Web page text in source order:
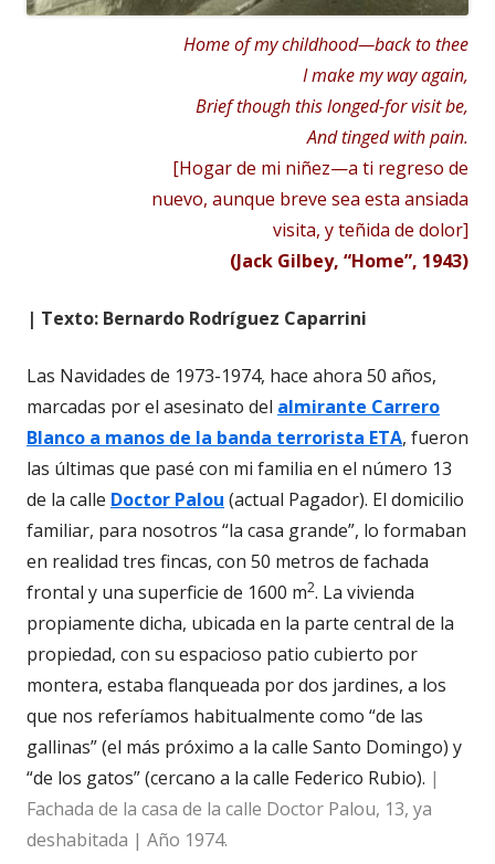
Home of my childhood—back to thee
I make my way again,
Brief though this longed-for visit be,
And tinged with pain.
[Hogar de mi niñez—a ti regreso de
nuevo, aunque breve sea esta ansiada
visita, y teñida de dolor]
(Jack Gilbey, “Home”, 1943)
| Texto: Bernardo Rodríguez Caparrini
Las Navidades de 1973-1974, hace ahora 50 años,
marcadas por el asesinato del almirante Carrero
Blanco a manos de la banda terrorista ETA, fueron
las últimas que pasé con mi familia en el número 13
de la calle Doctor Palou (actual Pagador). El domicilio
familiar, para nosotros “la casa grande”, lo formaban
en realidad tres fincas, con 50 metros de fachada
frontal y una superficie de 1600 m2. La vivienda
propiamente dicha, ubicada en la parte central de la
propiedad, con su espacioso patio cubierto por
montera, estaba flanqueada por dos jardines, a los
que nos referíamos habitualmente como “de las
gallinas” (el más próximo a la calle Santo Domingo) y
“de los gatos” (cercano a la calle Federico Rubio). |
Fachada de la casa de la calle Doctor Palou, 13, ya
deshabitada | Año 1974.